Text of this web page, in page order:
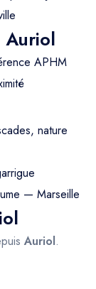
Auriol
APHM
nature
— Marseille
Auriol.